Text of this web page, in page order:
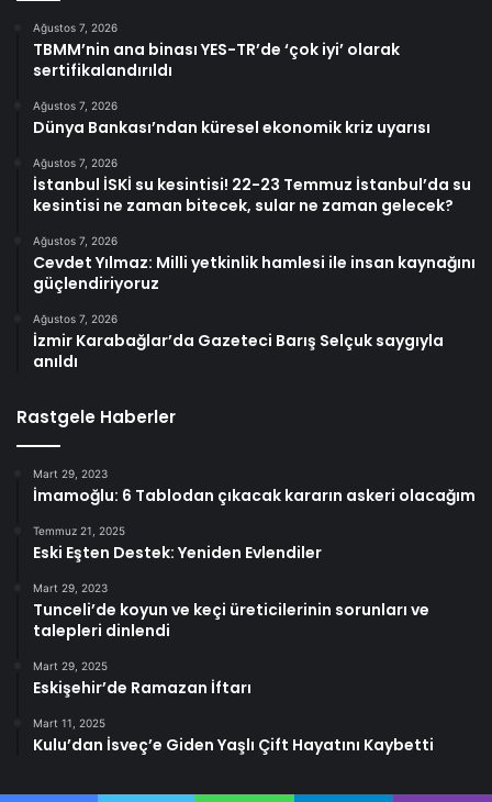
Ağustos 7, 2026
TBMM’nin ana binası YES-TR’de ‘çok iyi’ olarak
sertifikalandırıldı
Ağustos 7, 2026
Dünya Bankası’ndan küresel ekonomik kriz uyarısı
Ağustos 7, 2026
İstanbul İSKİ su kesintisi! 22-23 Temmuz İstanbul’da su
kesintisi ne zaman bitecek, sular ne zaman gelecek?
Ağustos 7, 2026
Cevdet Yılmaz: Milli yetkinlik hamlesi ile insan kaynağını
güçlendiriyoruz
Ağustos 7, 2026
İzmir Karabağlar’da Gazeteci Barış Selçuk saygıyla
anıldı
Rastgele Haberler
Mart 29, 2023
İmamoğlu: 6 Tablodan çıkacak kararın askeri olacağım
Temmuz 21, 2025
Eski Eşten Destek: Yeniden Evlendiler
Mart 29, 2023
Tunceli’de koyun ve keçi üreticilerinin sorunları ve
talepleri dinlendi
Mart 29, 2025
Eskişehir’de Ramazan İftarı
Mart 11, 2025
Kulu’dan İsveç’e Giden Yaşlı Çift Hayatını Kaybetti